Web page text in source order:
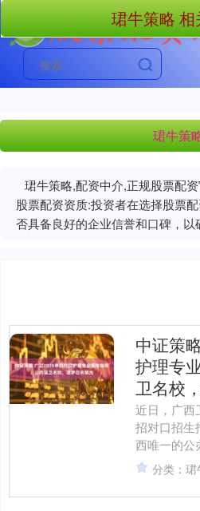
珺牛策
珺牛策略,配资中介,正规股票配
股票配资资质:投资者在选择股票
否具备良好的企业信誉和口碑，以
珺牛策略 相
中证策
护理专
卫名校
近日，广西
招对口招生
西唯一的公
治区新一轮
单位，其王
分类：珺